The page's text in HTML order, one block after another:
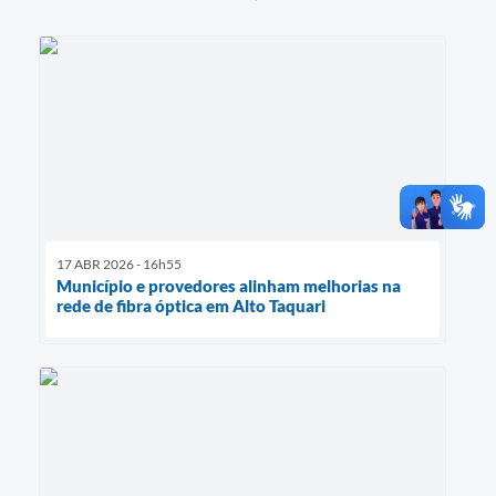
17 ABR 2026 - 16h55
Município e provedores alinham melhorias na
rede de fibra óptica em Alto Taquari